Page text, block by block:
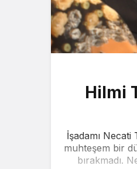
Hilmi
İşadamı
muhteşem bir
bırakmadı.